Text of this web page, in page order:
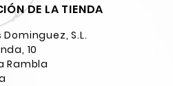
DE LA TIENDA
S.L.
10
Rambla